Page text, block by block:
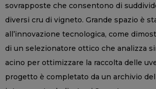
sovrapposte che consentono di
diversi cru di vigneto. Grande spazio è
all’innovazione tecnologica, come
di un selezionatore ottico che analizza
acino per ottimizzare la raccolta delle
progetto è completato da un archivio